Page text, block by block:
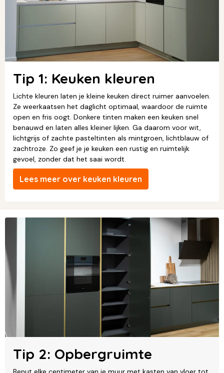
Tip 1: Keuken kleuren
Lichte kleuren laten je kleine keuken direct ruimer aanvoelen.
Ze weerkaatsen het daglicht optimaal, waardoor de ruimte
open en fris oogt. Donkere tinten maken een keuken snel
benauwd en laten alles kleiner lijken. Ga daarom voor wit,
lichtgrijs of zachte pasteltinten als mintgroen, lichtblauw of
zachtroze. Zo geef je je keuken een rustig en ruimtelijk
gevoel, zonder dat het saai wordt.
Lees meer over keuken kleuren
Tip 2: Opbergruimte